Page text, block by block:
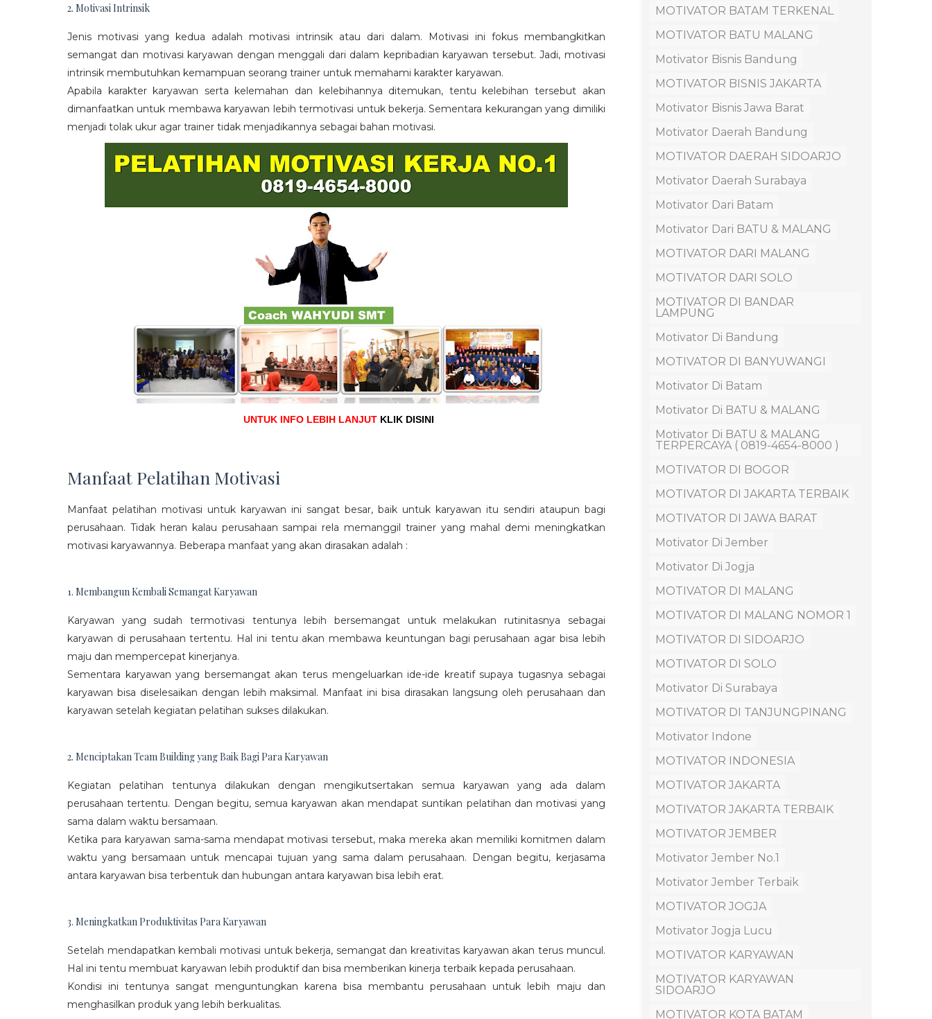
2. Motivasi Intrinsik
Jenis motivasi yang kedua adalah motivasi intrinsik atau dari dalam. Motivasi ini fokus membangkitkan
semangat dan motivasi karyawan dengan menggali dari dalam kepribadian karyawan tersebut. Jadi, motivasi
intrinsik membutuhkan kemampuan seorang trainer untuk memahami karakter karyawan.
Apabila karakter karyawan serta kelemahan dan kelebihannya ditemukan, tentu kelebihan tersebut akan
dimanfaatkan untuk membawa karyawan lebih termotivasi untuk bekerja. Sementara kekurangan yang dimiliki
menjadi tolak ukur agar trainer tidak menjadikannya sebagai bahan motivasi.
UNTUK INFO LEBIH LANJUT KLIK DISINI
Manfaat Pelatihan Motivasi
Manfaat pelatihan motivasi untuk karyawan ini sangat besar, baik untuk karyawan itu sendiri ataupun bagi
perusahaan. Tidak heran kalau perusahaan sampai rela memanggil trainer yang mahal demi meningkatkan
motivasi karyawannya. Beberapa manfaat yang akan dirasakan adalah :
1. Membangun Kembali Semangat Karyawan
Karyawan yang sudah termotivasi tentunya lebih bersemangat untuk melakukan rutinitasnya sebagai
karyawan di perusahaan tertentu. Hal ini tentu akan membawa keuntungan bagi perusahaan agar bisa lebih
maju dan mempercepat kinerjanya.
Sementara karyawan yang bersemangat akan terus mengeluarkan ide-ide kreatif supaya tugasnya sebagai
karyawan bisa diselesaikan dengan lebih maksimal. Manfaat ini bisa dirasakan langsung oleh perusahaan dan
karyawan setelah kegiatan pelatihan sukses dilakukan.
2. Menciptakan Team Building yang Baik Bagi Para Karyawan
Kegiatan pelatihan tentunya dilakukan dengan mengikutsertakan semua karyawan yang ada dalam
perusahaan tertentu. Dengan begitu, semua karyawan akan mendapat suntikan pelatihan dan motivasi yang
sama dalam waktu bersamaan.
Ketika para karyawan sama-sama mendapat motivasi tersebut, maka mereka akan memiliki komitmen dalam
waktu yang bersamaan untuk mencapai tujuan yang sama dalam perusahaan. Dengan begitu, kerjasama
antara karyawan bisa terbentuk dan hubungan antara karyawan bisa lebih erat.
3. Meningkatkan Produktivitas Para Karyawan
Setelah mendapatkan kembali motivasi untuk bekerja, semangat dan kreativitas karyawan akan terus muncul.
Hal ini tentu membuat karyawan lebih produktif dan bisa memberikan kinerja terbaik kepada perusahaan.
Kondisi ini tentunya sangat menguntungkan karena bisa membantu perusahaan untuk lebih maju dan
menghasilkan produk yang lebih berkualitas.
MOTIVATOR BATAM TERKENAL
MOTIVATOR BATU MALANG
Motivator Bisnis Bandung
MOTIVATOR BISNIS JAKARTA
Motivator Bisnis Jawa Barat
Motivator Daerah Bandung
MOTIVATOR DAERAH SIDOARJO
Motivator Daerah Surabaya
Motivator Dari Batam
Motivator Dari BATU & MALANG
MOTIVATOR DARI MALANG
MOTIVATOR DARI SOLO
MOTIVATOR DI BANDAR
LAMPUNG
Motivator Di Bandung
MOTIVATOR DI BANYUWANGI
Motivator Di Batam
Motivator Di BATU & MALANG
Motivator Di BATU & MALANG
TERPERCAYA ( 0819-4654-8000 )
MOTIVATOR DI BOGOR
MOTIVATOR DI JAKARTA TERBAIK
MOTIVATOR DI JAWA BARAT
Motivator Di Jember
Motivator Di Jogja
MOTIVATOR DI MALANG
MOTIVATOR DI MALANG NOMOR 1
MOTIVATOR DI SIDOARJO
MOTIVATOR DI SOLO
Motivator Di Surabaya
MOTIVATOR DI TANJUNGPINANG
Motivator Indone
MOTIVATOR INDONESIA
MOTIVATOR JAKARTA
MOTIVATOR JAKARTA TERBAIK
MOTIVATOR JEMBER
Motivator Jember No.1
Motivator Jember Terbaik
MOTIVATOR JOGJA
Motivator Jogja Lucu
MOTIVATOR KARYAWAN
MOTIVATOR KARYAWAN
SIDOARJO
MOTIVATOR KOTA BATAM